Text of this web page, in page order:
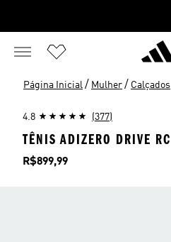
Página Inicial / Mulher / Calçados
4.8 (377)
TÊNIS ADIZERO DRIVE RC
Preço
R$899,99